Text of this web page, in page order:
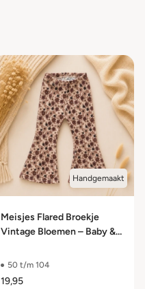
Handgemaakt
Meisjes Flared Broekje
Vintage Bloemen – Baby &
98/104
50 t/m 104
19,95